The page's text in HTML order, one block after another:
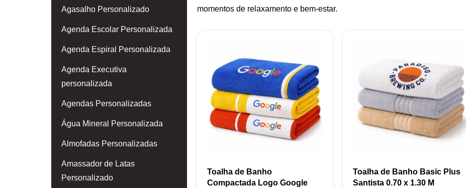
Agasalho Personalizado
Agenda Escolar Personalizada
Agenda Espiral Personalizada
Agenda Executiva
personalizada
Agendas Personalizadas
Água Mineral Personalizada
Almofadas Personalizadas
Amassador de Latas
Personalizado
momentos de relaxamento e bem-estar.
Toalha de Banho
Compactada Logo Google
Toalha de Banho Basic Plus
Santista 0.70 x 1.30 M